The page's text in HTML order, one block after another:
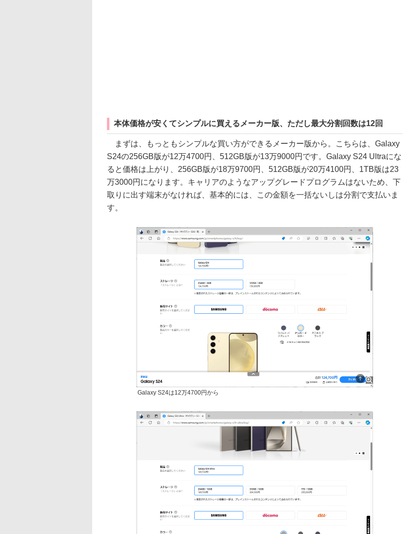
本体価格が安くてシンプルに買えるメーカー版、ただし最大分割回数は12回
まずは、もっともシンプルな買い方ができるメーカー版から。こちらは、Galaxy
S24の256GB版が12万4700円、512GB版が13万9000円です。Galaxy S24 Ultraにな
ると価格は上がり、256GB版が18万9700円、512GB版が20万4100円、1TB版は23
万3000円になります。キャリアのようなアップグレードプログラムはないため、下
取りに出す端末がなければ、基本的には、この金額を一括ないしは分割で支払いま
す。
Galaxy S24は12万4700円から